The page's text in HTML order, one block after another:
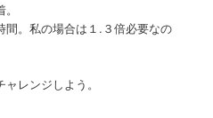
。私の場合は１.３倍必要なの
レンジしよう。